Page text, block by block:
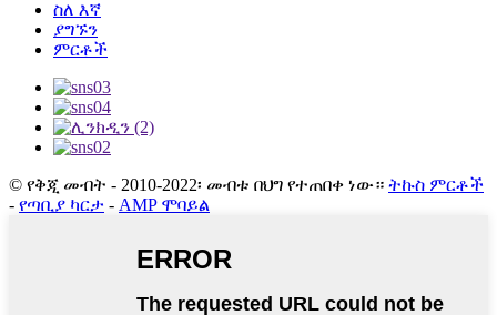
ስለ እኛ
ያግኙን
ምርቶች
© የቅጂ መብት - 2010-2022፡ መብቱ በህግ የተጠበቀ ነው። ትኩስ ምርቶች
- የጣቢያ ካርታ - AMP ሞባይል